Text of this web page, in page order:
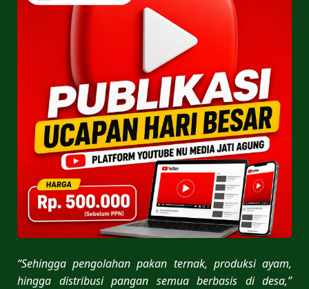
“Sehingga pengolahan pakan ternak, produksi ayam,
hingga distribusi pangan semua berbasis di desa,”